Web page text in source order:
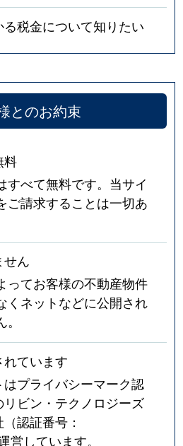
税金について知りたい
とのお約束
料
すべて無料です。当サイ
ご請求することは一切あ
せん
ってお客様の不動産物件
くネットなどに公開され
ています
はプライバシーマーク認
リビン・テクノロジーズ
認証番号：
営しています。